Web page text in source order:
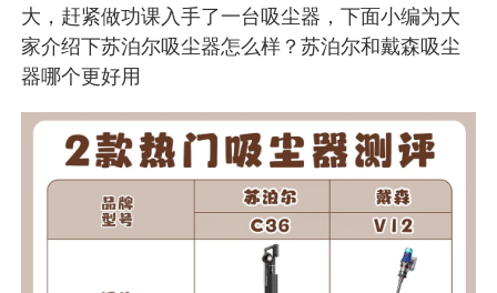
大，赶紧做功课入手了一台吸尘器，下面小编为大
家介绍下苏泊尔吸尘器怎么样？苏泊尔和戴森吸尘
器哪个更好用